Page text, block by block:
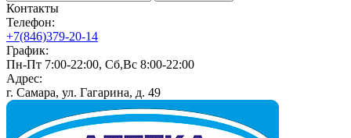
Контакты
Телефон:
+7(846)379-20-14
График:
Пн-Пт 7:00-22:00, Сб,Вс 8:00-22:00
Адрес:
г. Самара, ул. Гагарина, д. 49